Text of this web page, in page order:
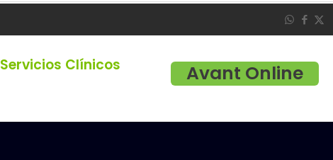
Servicios Clínicos Avant Online